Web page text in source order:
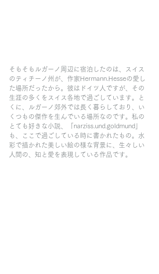
そもそもルガーノ周辺に宿泊したのは、スイス
のティチーノ州が、作家Hermann.Hesseの愛し
た場所だったから。彼はドイツ人ですが、その
生涯の多くをスイス各地で過ごしています。と
くに、ルガーノ郊外では長く暮らしており、い
くつもの傑作を生んでいる場所なのです。私の
とても好きな小説、「narziss.und.goldmund」
も、ここで過ごしている時に書かれたもの。水
彩で描かれた美しい絵の様な背景に、生々しい
人間の、知と愛を表現している作品です。